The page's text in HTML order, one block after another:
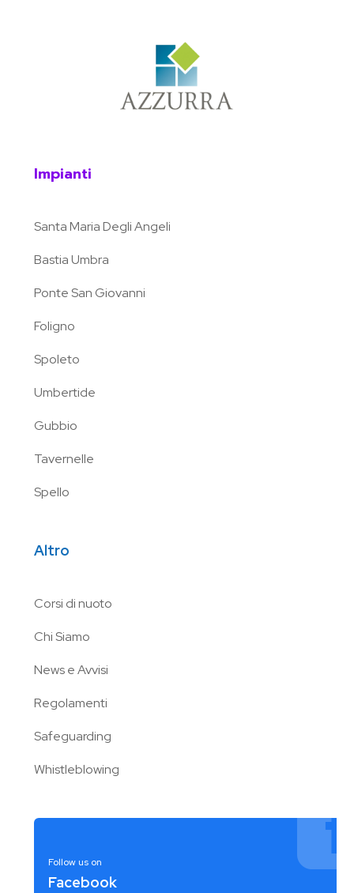
Impianti
Santa Maria Degli Angeli
Bastia Umbra
Ponte San Giovanni
Foligno
Spoleto
Umbertide
Gubbio
Tavernelle
Spello
Altro
Corsi di nuoto
Chi Siamo
News e Avvisi
Regolamenti
Safeguarding
Whistleblowing
Follow us on
Facebook